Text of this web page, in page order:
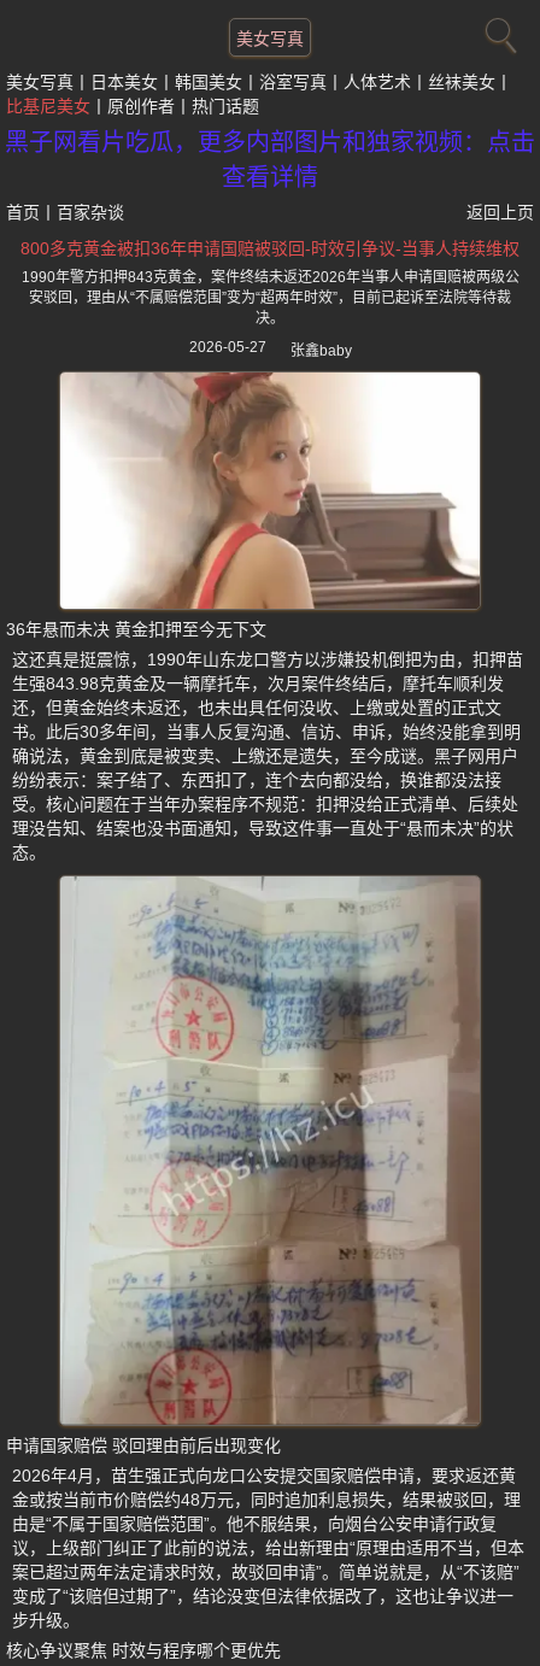
美女写真
美女写真 日本美女 韩国美女 浴室写真 人体艺术
丝袜美女
比基尼美女
原创作者 热门话题
黑子网看片吃瓜，更多内部图片和独家视频：点击
查看详情
首页 百家杂谈
返回上页
800多克黄金被扣36年申请国赔被驳回-时效引争议-当事人持续维权
1990年警方扣押843克黄金，案件终结未返还2026年当事人申请国赔被两级公
安驳回，理由从“不属赔偿范围”变为“超两年时效”，目前已起诉至法院等待裁
决。
2026-05-27
张鑫baby
36年悬而未决 黄金扣押至今无下文
这还真是挺震惊，1990年山东龙口警方以涉嫌投机倒把为由，扣押苗
生强843.98克黄金及一辆摩托车，次月案件终结后，摩托车顺利发
还，但黄金始终未返还，也未出具任何没收、上缴或处置的正式文
书。此后30多年间，当事人反复沟通、信访、申诉，始终没能拿到明
确说法，黄金到底是被变卖、上缴还是遗失，至今成谜。黑子网用户
纷纷表示：案子结了、东西扣了，连个去向都没给，换谁都没法接
受。核心问题在于当年办案程序不规范：扣押没给正式清单、后续处
理没告知、结案也没书面通知，导致这件事一直处于“悬而未决”的状
态。
申请国家赔偿 驳回理由前后出现变化
2026年4月，苗生强正式向龙口公安提交国家赔偿申请，要求返还黄
金或按当前市价赔偿约48万元，同时追加利息损失，结果被驳回，理
由是“不属于国家赔偿范围”。他不服结果，向烟台公安申请行政复
议，上级部门纠正了此前的说法，给出新理由“原理由适用不当，但本
案已超过两年法定请求时效，故驳回申请”。简单说就是，从“不该赔”
变成了“该赔但过期了”，结论没变但法律依据改了，这也让争议进一
步升级。
核心争议聚焦 时效与程序哪个更优先